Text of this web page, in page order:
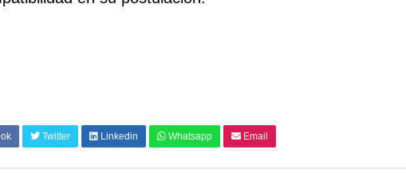
Twitter Linkedin Whatsapp Email